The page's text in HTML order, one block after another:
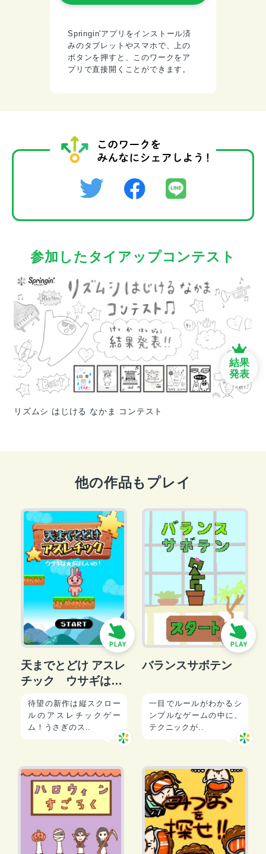
Springin'アプリをインストール済
みのタブレットやスマホで、上の
ボタンを押すと、このワークをア
プリで直接開くことができます。
参加したタイアップコンテスト
リズムシ はじける なかま コンテスト
結果
発表
他の作品もプレイ
天までとどけ アスレ
チック ウサギは★
がほしいの！
待望の新作は縦スクロー
ルのアスレチックゲー
ム！うさぎのス..
バランスサボテン
一目でルールがわかるシ
ンプルなゲームの中に、
テクニックが..